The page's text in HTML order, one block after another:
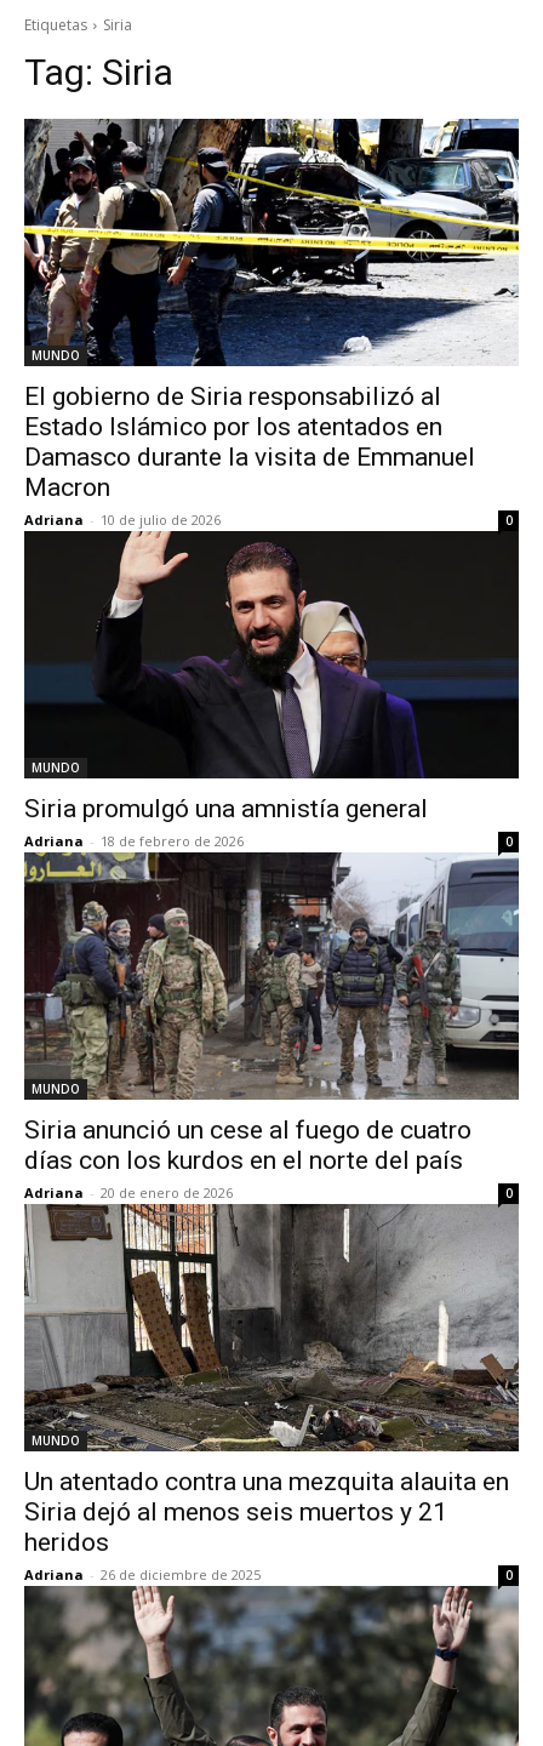
Etiquetas Siria
Tag: Siria
MUNDO
El gobierno de Siria responsabilizó al
Estado Islámico por los atentados en
Damasco durante la visita de Emmanuel
Macron
Adriana - 10 de julio de 2026 0
MUNDO
Siria promulgó una amnistía general
Adriana - 18 de febrero de 2026 0
MUNDO
Siria anunció un cese al fuego de cuatro
días con los kurdos en el norte del país
Adriana - 20 de enero de 2026 0
MUNDO
Un atentado contra una mezquita alauita en
Siria dejó al menos seis muertos y 21
heridos
Adriana - 26 de diciembre de 2025 0